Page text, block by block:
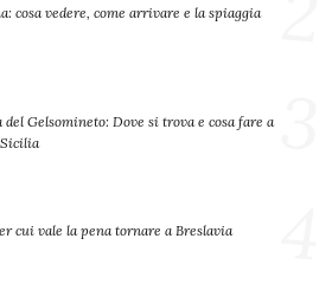
cosa vedere, come arrivare e la spiaggia
del Gelsomineto: Dove si trova e cosa fare a
cui vale la pena tornare a Breslavia